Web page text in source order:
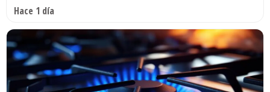
Hace 1 día